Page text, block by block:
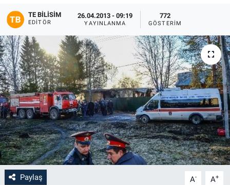
TE BILISIM
EDITÖR
26.04.2013 - 09:19
YAYINLANMA
772
GÖSTERIM
Paylaş A- A+